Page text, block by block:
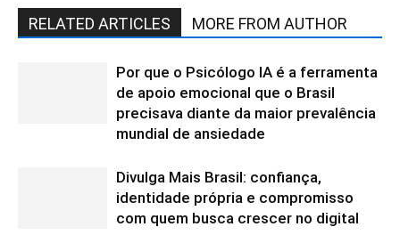
RELATED ARTICLES MORE FROM AUTHOR
Por que o Psicólogo IA é a ferramenta
de apoio emocional que o Brasil
precisava diante da maior prevalência
mundial de ansiedade
Divulga Mais Brasil: confiança,
identidade própria e compromisso
com quem busca crescer no digital